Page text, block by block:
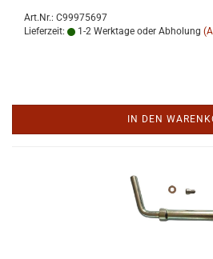
Art.Nr.: C99975697
Lieferzeit:
1-2 Werktage oder Abholung
IN DEN